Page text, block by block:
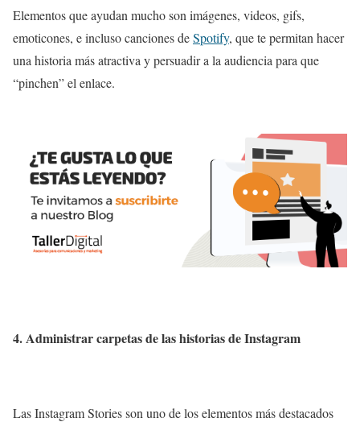
Elementos que ayudan mucho son imágenes, videos, gifs,
emoticones, e incluso canciones deSpotify, que te permitan hacer
una historia más atractiva y persuadir a la audiencia para que
“pinchen” el enlace.
4. Administrar carpetas de las historias de Instagram
Las Instagram Stories son uno de los elementos más destacados